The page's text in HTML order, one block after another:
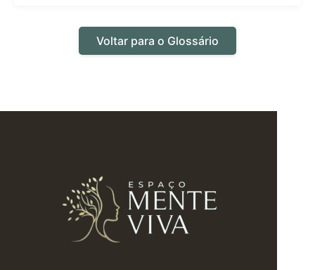
Voltar para o Glossário